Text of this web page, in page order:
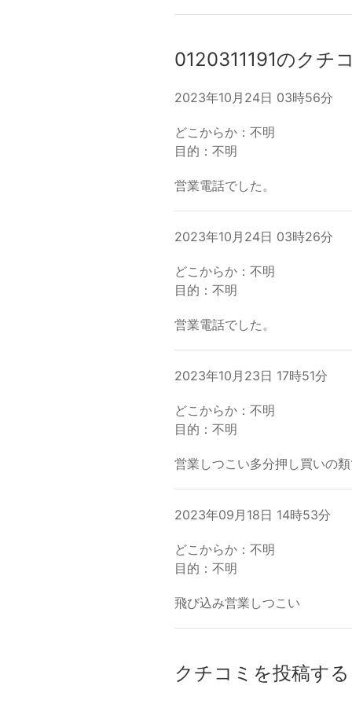
0120311191のクチ
2023年10月24日 03時56分
どこからか：不明
目的：不明
営業電話でした。
2023年10月24日 03時26分
どこからか：不明
目的：不明
営業電話でした。
2023年10月23日 17時51分
どこからか：不明
目的：不明
営業しつこい多分押し買いの
2023年09月18日 14時53分
どこからか：不明
目的：不明
飛び込み営業しつこい
クチコミを投稿する